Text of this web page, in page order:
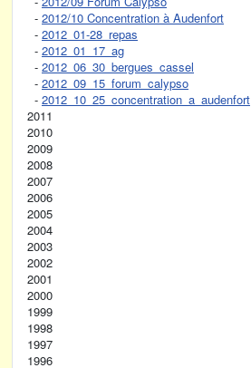
- 2012/10 Concentration à Audenfort
- 2012_01-28_repas
- 2012_01_17_ag
- 2012_06_30_bergues_cassel
- 2012_09_15_forum_calypso
- 2012_10_25_concentration_a_audenfort
2011
2010
2009
2008
2007
2006
2005
2004
2003
2002
2001
2000
1999
1998
1997
1996